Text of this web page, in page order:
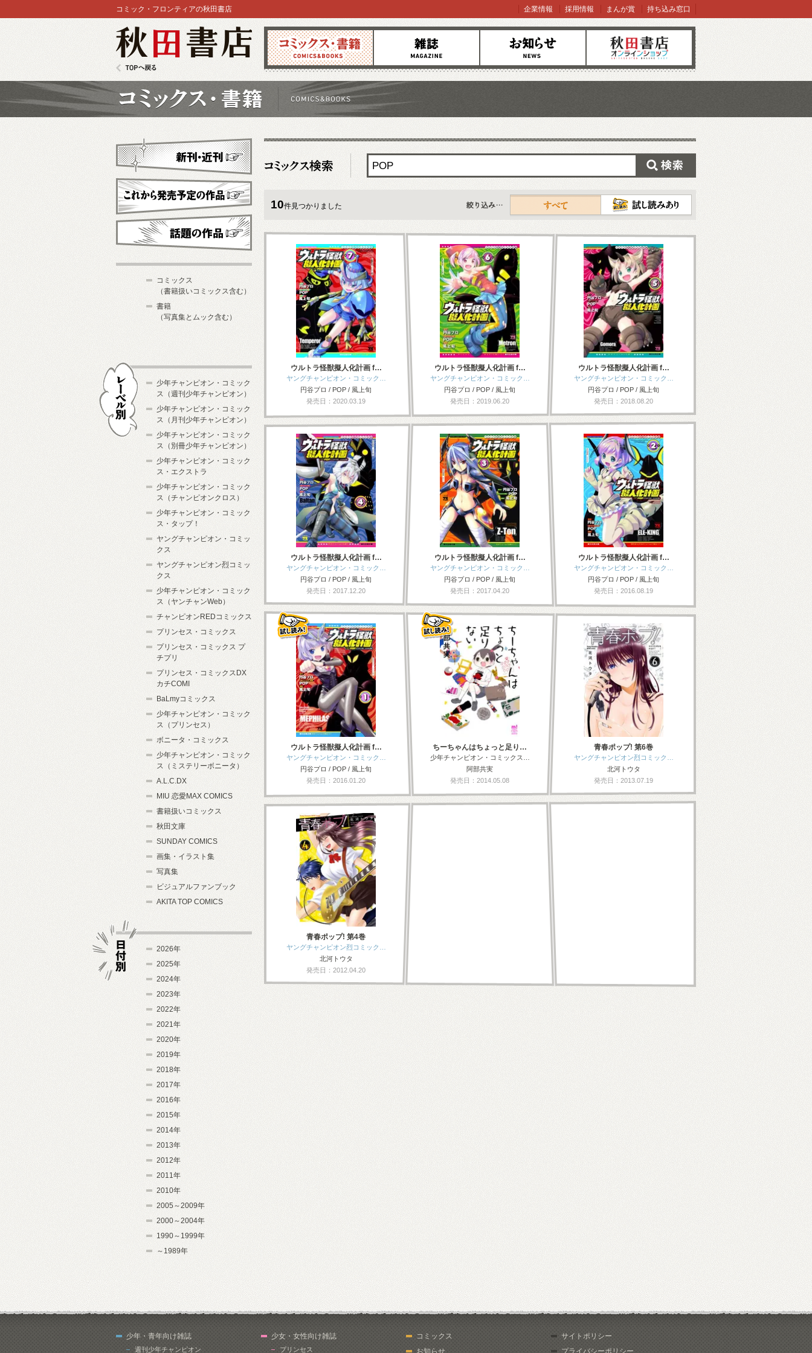
コミックス 雑誌 お知らせ オンラインショップ
コミック・フロンティアの秋田書店 企業情報 採用情報 まんが賞 持ち込み窓口
10件見つかりました
すべて
ウルトラ怪獣擬人化計画 f…
ヤングチャンピオン・コミック…
円谷プロ / POP / 風上旬
発売日：2020.03.19
ウルトラ怪獣擬人化計画 f…
ヤングチャンピオン・コミック…
円谷プロ / POP / 風上旬
発売日：2019.06.20
ウルトラ怪獣擬人化計画 f…
ヤングチャンピオン・コミック…
円谷プロ / POP / 風上旬
発売日：2018.08.20
ウルトラ怪獣擬人化計画 f…
ヤングチャンピオン・コミック…
円谷プロ / POP / 風上旬
発売日：2017.12.20
ウルトラ怪獣擬人化計画 f…
ヤングチャンピオン・コミック…
円谷プロ / POP / 風上旬
発売日：2017.04.20
ウルトラ怪獣擬人化計画 f…
ヤングチャンピオン・コミック…
円谷プロ / POP / 風上旬
発売日：2016.08.19
ウルトラ怪獣擬人化計画 f…
ヤングチャンピオン・コミック…
円谷プロ / POP / 風上旬
発売日：2016.01.20
ちーちゃんはちょっと足り…
少年チャンピオン・コミックス…
阿部共実
発売日：2014.05.08
青春ポップ! 第6巻
ヤングチャンピオン烈コミック…
北河トウタ
発売日：2013.07.19
青春ポップ! 第4巻
ヤングチャンピオン烈コミック…
北河トウタ
発売日：2012.04.20
新刊・近刊
これから発売予定
コミックス
（書籍扱いコミックス含む）
書籍
（写真集とムック含む）
少年チャンピオン・コミック
ス（週刊少年チャンピオン）
少年チャンピオン・コミック
ス（月刊少年チャンピオン）
少年チャンピオン・コミック
ス（別冊少年チャンピオン）
少年チャンピオン・コミック
ス・エクストラ
少年チャンピオン・コミック
ス（チャンピオンクロス）
少年チャンピオン・コミック
ス・タップ！
ヤングチャンピオン・コミッ
クス
ヤングチャンピオン烈コミッ
クス
少年チャンピオン・コミック
ス（ヤンチャンWeb）
チャンピオンREDコミックス
プリンセス・コミックス
プリンセス・コミックス プ
チプリ
プリンセス・コミックスDX
カチCOMI
BaLmyコミックス
少年チャンピオン・コミック
ス（プリンセス）
ボニータ・コミックス
少年チャンピオン・コミック
ス（ミステリーボニータ）
A.L.C.DX
MIU 恋愛MAX COMICS
書籍扱いコミックス
秋田文庫
SUNDAY COMICS
画集・イラスト集
写真集
ビジュアルファンブック
AKITA TOP COMICS
2026年
2025年
2024年
2023年
2022年
2021年
2020年
2019年
2018年
2017年
2016年
2015年
2014年
2013年
2012年
2011年
2010年
2005～2009年
2000～2004年
1990～1999年
～1989年
少年・青年向け雑誌
週刊少年チャンピオン
少女・女性向け雑誌
プリンセス
コミックス
お知らせ
サイトポリシー
プライバシーポリシー